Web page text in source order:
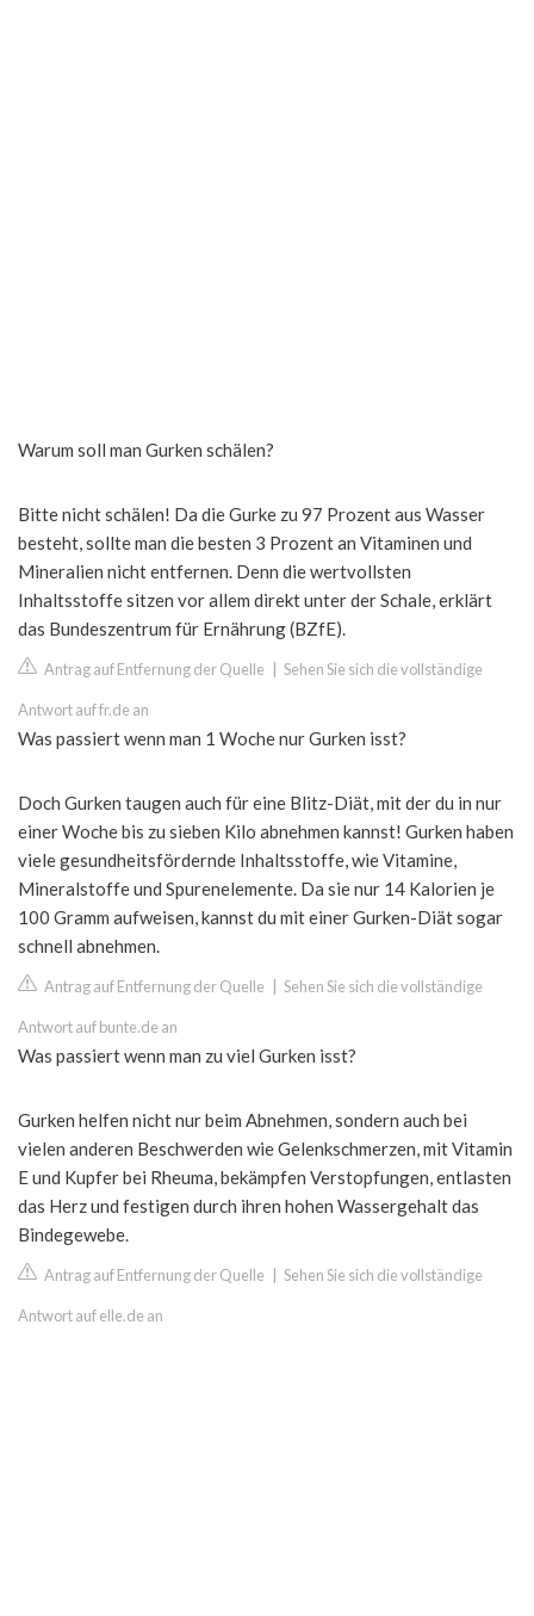
Warum soll man Gurken schälen?
Bitte nicht schälen! Da die Gurke zu 97 Prozent aus Wasser
besteht, sollte man die besten 3 Prozent an Vitaminen und
Mineralien nicht entfernen. Denn die wertvollsten
Inhaltsstoffe sitzen vor allem direkt unter der Schale, erklärt
das Bundeszentrum für Ernährung (BZfE).
Antrag auf Entfernung der Quelle Sehen Sie sich die vollständige
Antwort auf fr.de an
Was passiert wenn man 1 Woche nur Gurken isst?
Doch Gurken taugen auch für eine Blitz-Diät, mit der du in nur
einer Woche bis zu sieben Kilo abnehmen kannst! Gurken haben
viele gesundheitsfördernde Inhaltsstoffe, wie Vitamine,
Mineralstoffe und Spurenelemente. Da sie nur 14 Kalorien je
100 Gramm aufweisen, kannst du mit einer Gurken-Diät sogar
schnell abnehmen.
Antrag auf Entfernung der Quelle Sehen Sie sich die vollständige
Antwort auf bunte.de an
Was passiert wenn man zu viel Gurken isst?
Gurken helfen nicht nur beim Abnehmen, sondern auch bei
vielen anderen Beschwerden wie Gelenkschmerzen, mit Vitamin
E und Kupfer bei Rheuma, bekämpfen Verstopfungen, entlasten
das Herz und festigen durch ihren hohen Wassergehalt das
Bindegewebe.
Antrag auf Entfernung der Quelle Sehen Sie sich die vollständige
Antwort auf elle.de an